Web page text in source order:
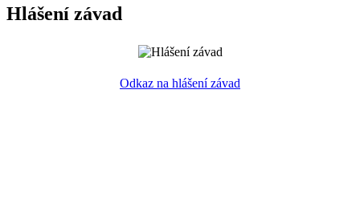
Hlášení závad
Odkaz na hlášení závad